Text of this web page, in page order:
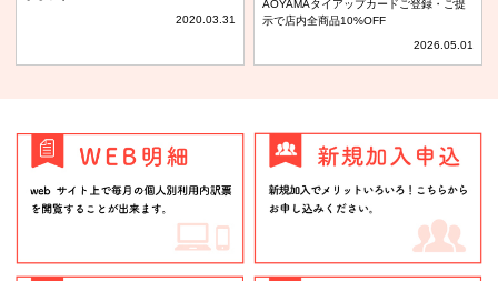
2020.03.31
AOYAMAタイアップカードご登録・ご提
示で店内全商品10%OFF
2026.05.01